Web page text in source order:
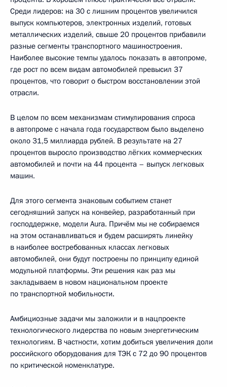
Среди лидеров: на 30 с лишним процентов увеличился
выпуск компьютеров, электронных изделий, готовых
металлических изделий, свыше 20 процентов прибавили
разные сегменты транспортного машиностроения.
Наиболее высокие темпы удалось показать в автопроме,
где рост по всем видам автомобилей превысил 37
процентов, что говорит о быстром восстановлении этой
отрасли.
В целом по всем механизмам стимулирования спроса
в автопроме с начала года государством было выделено
около 31,5 миллиарда рублей. В результате на 27
процентов выросло производство лёгких коммерческих
автомобилей и почти на 44 процента – выпуск легковых
машин.
Для этого сегмента знаковым событием станет
сегодняшний запуск на конвейер, разработанный при
господдержке, модели Aura. Причём мы не собираемся
на этом останавливаться и будем расширять линейку
в наиболее востребованных классах легковых
автомобилей, они будут построены по принципу единой
модульной платформы. Эти решения как раз мы
закладываем в новом национальном проекте
по транспортной мобильности.
Амбициозные задачи мы заложили и в нацпроекте
технологического лидерства по новым энергетическим
технологиям. В частности, хотим добиться увеличения доли
российского оборудования для ТЭК с 72 до 90 процентов
по критической номенклатуре.